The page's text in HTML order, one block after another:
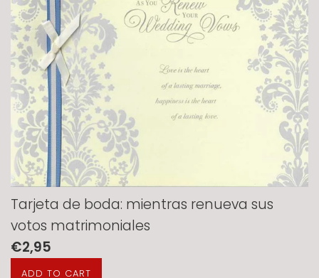
Tarjeta de boda: mientras renueva sus
votos matrimoniales
Precio
habitual
€2,95